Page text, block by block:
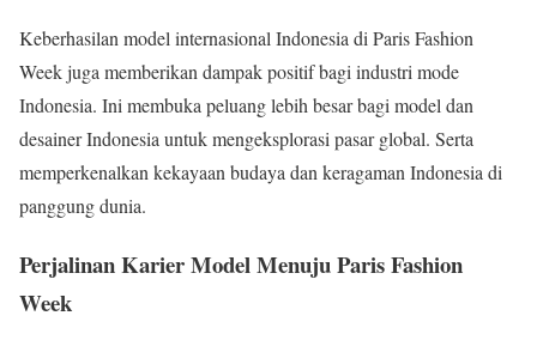
Keberhasilan model internasional Indonesia di Paris Fashion
Week juga memberikan dampak positif bagi industri mode
Indonesia. Ini membuka peluang lebih besar bagi model dan
desainer Indonesia untuk mengeksplorasi pasar global. Serta
memperkenalkan kekayaan budaya dan keragaman Indonesia di
panggung dunia.
Perjalinan Karier Model Menuju Paris Fashion
Week